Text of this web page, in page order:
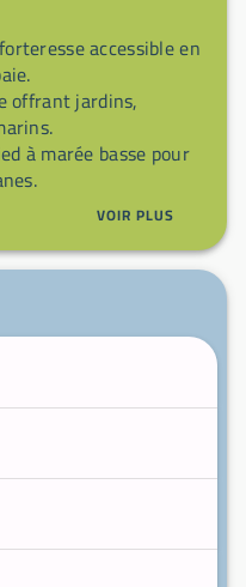
accessible en
jardins,
à marée basse pour
randonnées vers
de la baie de
VOIR PLUS